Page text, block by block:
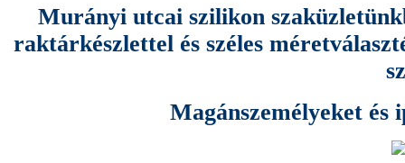
Murányi utcai szilikon
raktárkészlettel és széles
Magánszemélyeket és